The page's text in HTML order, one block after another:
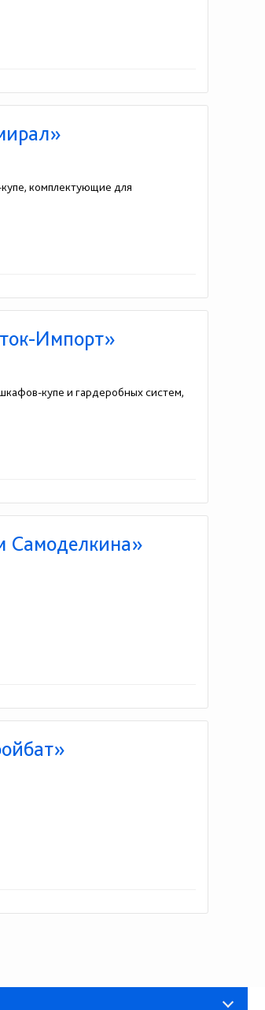
комплектующие для
Импорт»
купе и гардеробных систем,
Самоделкина»